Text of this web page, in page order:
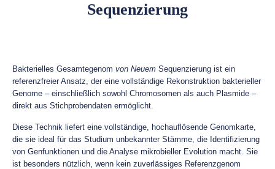
Sequenzierung
Bakterielles Gesamtegenom von Neuem Sequenzierung ist ein
referenzfreier Ansatz, der eine vollständige Rekonstruktion bakterieller
Genome – einschließlich sowohl Chromosomen als auch Plasmide –
direkt aus Stichprobendaten ermöglicht.
Diese Technik liefert eine vollständige, hochauflösende Genomkarte,
die sie ideal für das Studium unbekannter Stämme, die Identifizierung
von Genfunktionen und die Analyse mikrobieller Evolution macht. Sie
ist besonders nützlich, wenn kein zuverlässiges Referenzgenom